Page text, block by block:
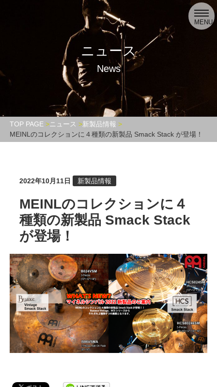
MENU
ニュース
News
TOP PAGE ニュース
新製品情報
MEINLのコレクションに４種類の新製品 Smack Stack が登場！
2022年10月11日 新製品情報
MEINLのコレクションに４
種類の新製品 Smack Stack
が登場！